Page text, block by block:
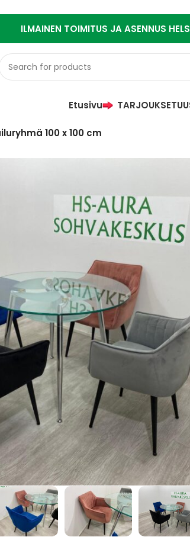
ILMAINEN TOIMITUS JA ASENNUS
Etusivu TARJOUKSET
100 x 100 cm